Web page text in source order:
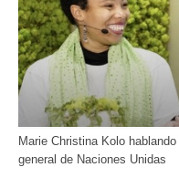
Marie Christina Kolo
general de Naciones Unidas